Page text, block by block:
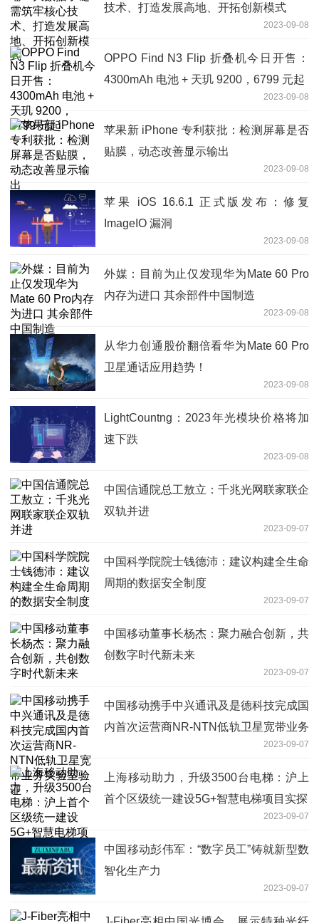
技术、打造发展高地、开拓创新模式
2023-09-08
OPPO Find N3 Flip 折叠机今日开售：
4300mAh 电池 + 天玑 9200，6799 元起
2023-09-08
苹果新 iPhone 专利获批：检测屏幕是否
贴膜，动态改善显示输出
2023-09-08
苹果 iOS 16.6.1 正式版发布：修复
ImageIO 漏洞
2023-09-08
外媒：目前为止仅发现华为Mate 60 Pro
内存为进口 其余部件中国制造
2023-09-08
从华力创通股价翻倍看华为Mate 60 Pro
卫星通话应用趋势！
2023-09-08
LightCountng：2023年光模块价格将加
速下跌
2023-09-08
中国信通院总工敖立：千兆光网联家联企
双轨并进
2023-09-07
中国科学院院士钱德沛：建议构建全生命
周期的数据安全制度
2023-09-07
中国移动董事长杨杰：聚力融合创新，共
创数字时代新未来
2023-09-07
中国移动携手中兴通讯及是德科技完成国
内首次运营商NR-NTN低轨卫星宽带业务
2023-09-07
上海移动助力，升级3500台电梯：沪上
首个区级统一建设5G+智慧电梯项目实探
2023-09-07
中国移动彭伟军：“数字员工”铸就新型数
智化生产力
2023-09-07